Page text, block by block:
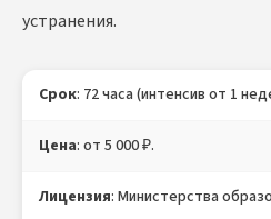
устранения.
Срок: 72 часа (интенсив от 1
Цена: от 5 000 ₽.
Лицензия: Министерства